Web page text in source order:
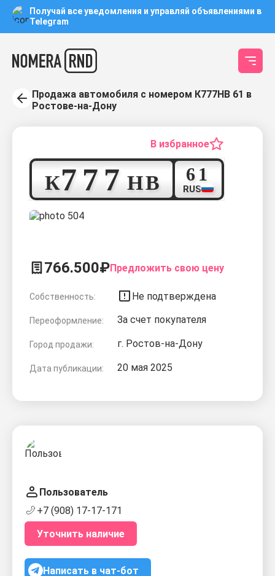
Получай все уведомления и управляй объявлениями в
Telegram
Продажа автомобиля с номером К777НВ 61 в
Ростове-на-Дону
В избранное
К7
7
7
Н
В 61
RUS
766.500₽Предложить свою цену
Собственность: Не подтверждена
Переоформление: За счет покупателя
Город продажи: г. Ростов-на-Дону
Дата публикации: 20 мая 2025
Пользователь
+7 (908) 17-17-171
Уточнить наличие
Написать в чат-бот